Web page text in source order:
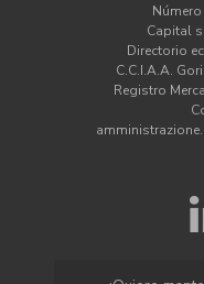
Capital
Directorio
C.C.I.A.A.
Registro